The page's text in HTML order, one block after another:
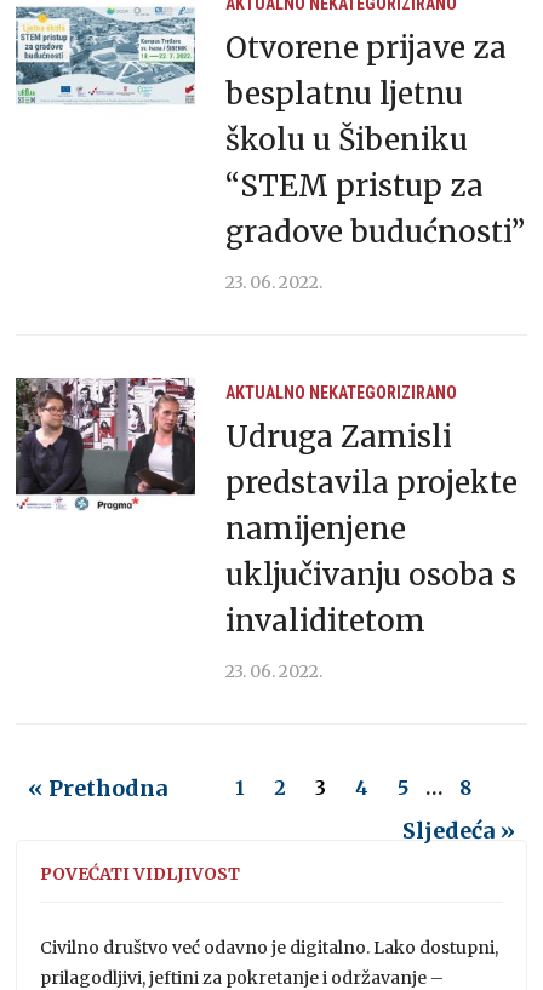
Otvorene prijave za
besplatnu ljetnu
školu u Šibeniku
“STEM pristup za
gradove budućnosti”
23. 06. 2022.
AKTUALNO NEKATEGORIZIRANO
Udruga Zamisli
predstavila projekte
namijenjene
uključivanju osoba s
invaliditetom
23. 06. 2022.
« Prethodna 1 2 3 4 5 … 8
Sljedeća »
POVEĆATI VIDLJIVOST
Civilno društvo već odavno je digitalno. Lako dostupni,
prilagodljivi, jeftini za pokretanje i održavanje –